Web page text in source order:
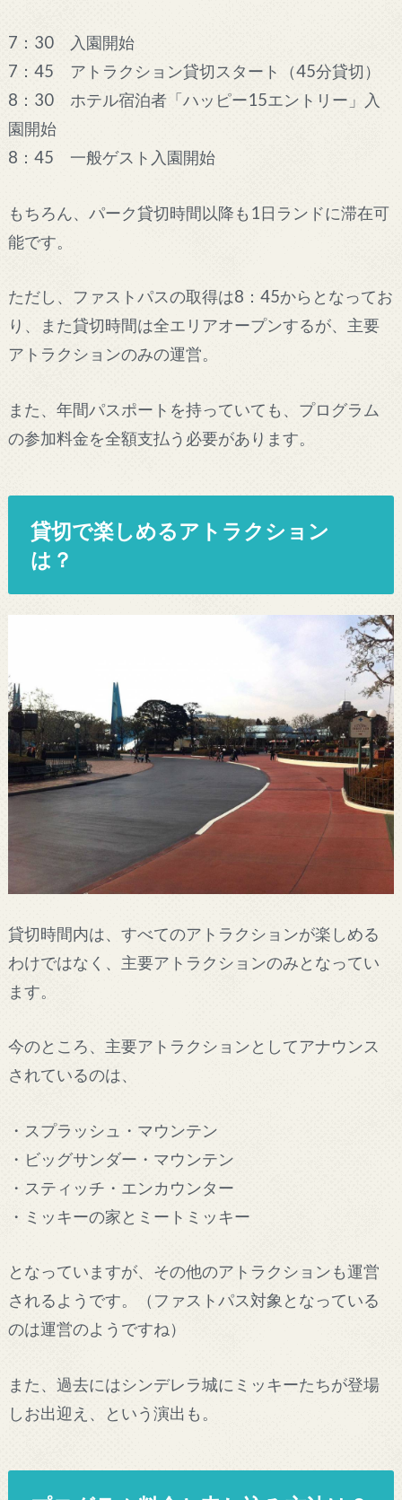
7：30 入園開始
7：45 アトラクション貸切スタート（45分貸切）
8：30 ホテル宿泊者「ハッピー15エントリー」入
園開始
8：45 一般ゲスト入園開始
もちろん、パーク貸切時間以降も1日ランドに滞在可
能です。
ただし、ファストパスの取得は8：45からとなってお
り、また貸切時間は全エリアオープンするが、主要
アトラクションのみの運営。
また、年間パスポートを持っていても、プログラム
の参加料金を全額支払う必要があります。
貸切で楽しめるアトラクション
は？
貸切時間内は、すべてのアトラクションが楽しめる
わけではなく、主要アトラクションのみとなってい
ます。
今のところ、主要アトラクションとしてアナウンス
されているのは、
・スプラッシュ・マウンテン
・ビッグサンダー・マウンテン
・スティッチ・エンカウンター
・ミッキーの家とミートミッキー
となっていますが、その他のアトラクションも運営
されるようです。（ファストパス対象となっている
のは運営のようですね）
また、過去にはシンデレラ城にミッキーたちが登場
しお出迎え、という演出も。